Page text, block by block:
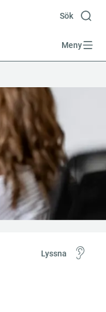
Sök
Meny
Lyssna